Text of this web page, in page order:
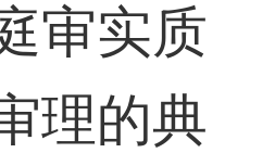
审实质
理的典